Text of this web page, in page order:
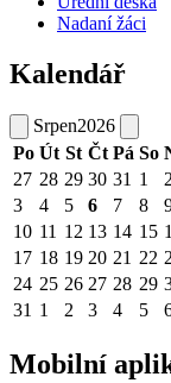
Nadaní žáci
Kalendář
Srpen2026
Po Út St Čt Pá So
27 28 29 30 31 1
2
3
4 5 6 7 8
10 11 12 13 14 15
17 18 19 20 21 22
24 25 26 27 28 29
31 1 2 3 4 5
Mobilní